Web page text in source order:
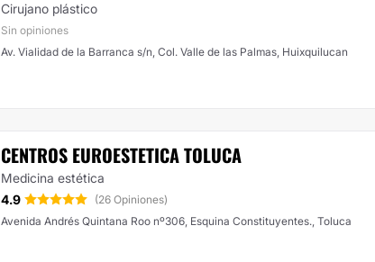
Cirujano plástico
Sin opiniones
Av. Vialidad de la Barranca s/n, Col. Valle de las Palmas, Huixquilucan
CENTROS EUROESTETICA TOLUCA
Medicina estética
4.9
(26 Opiniones)
Avenida Andrés Quintana Roo nº306, Esquina Constituyentes., Toluca